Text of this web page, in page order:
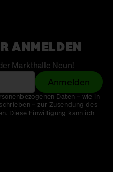
ANMELDEN
Markthalle Neun!
Anmelden
Daten – wie in
– zur Zusendung des
Diese Einwilligung kann ich